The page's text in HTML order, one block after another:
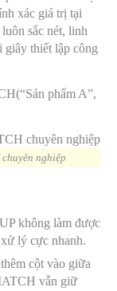
xác giá trị tại
sắc nét, linh
giây thiết lập công
phẩm A”,
nghiệp
không làm được
lý cực nhanh.
cột vào giữa
vẫn giữ